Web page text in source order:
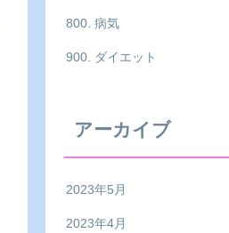
800. 病気
900. ダイエット
アーカイブ
2023年5月
2023年4月